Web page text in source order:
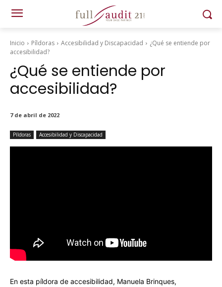
Inicio Píldoras Accesibilidad y Discapacidad
¿Qué se entiende por
accesibilidad?
¿Qué se entiende por
accesibilidad?
7 de abril de 2022
Píldoras Accesibilidad y Discapacidad
En esta píldora de accesibilidad, Manuela Brinques,